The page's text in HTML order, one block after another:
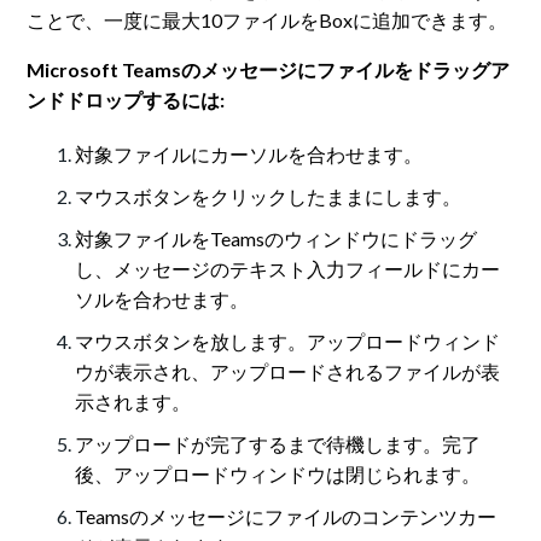
ことで、一度に最大10ファイルをBoxに追加できます。
Microsoft Teamsのメッセージにファイルをドラッグア
ンドドロップするには:
対象ファイルにカーソルを合わせます。
マウスボタンをクリックしたままにします。
対象ファイルをTeamsのウィンドウにドラッグ
し、メッセージのテキスト入力フィールドにカー
ソルを合わせます。
マウスボタンを放します。アップロードウィンド
ウが表示され、アップロードされるファイルが表
示されます。
アップロードが完了するまで待機します。完了
後、アップロードウィンドウは閉じられます。
Teamsのメッセージにファイルのコンテンツカー